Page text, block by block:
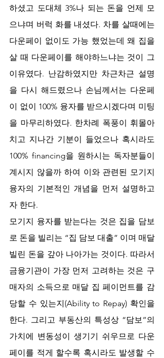
하셨고 도대체 3%나 되는 돈을 언제 모
으냐며 버럭 화를 내셨다. 차를 살때에는
다운페이 없이도 가능 했었는데 왜 집을
살 때 다운페이를 해야하느냐는 것이 그
이유였다. 난감하였지만 차근차근 설명
을 다시 해드렸으나 손님께서는 다운페
이 없이 100% 융자를 받으시겠다며 미팅
을 마무리하였다. 한차례 폭풍이 휘몰아
치고 지나간 기분이 들었으나 혹시라도
100% financing을 원하시는 독자분들이
계시지 않을까 하여 이와 관련된 모기지
융자의 기본적인 개념을 먼저 설명하고
자 한다.
모기지 융자를 받는다는 것은 집을 담보
로 돈을 빌리는 “집 담보 대출” 이며 매달
빌린 돈을 갚아 나아가는 것이다. 따라서
금융기관이 가장 먼저 고려하는 것은 구
매자의 소득으로 매달 집 페이먼트를 감
당할 수 있는지(Ability to Repay) 확인을
한다. 그리고 부동산의 특성상 “담보”의
가치에 변동성이 생기기 쉬우므로 다운
페이를 적게 할수록 혹시라도 발생할 수